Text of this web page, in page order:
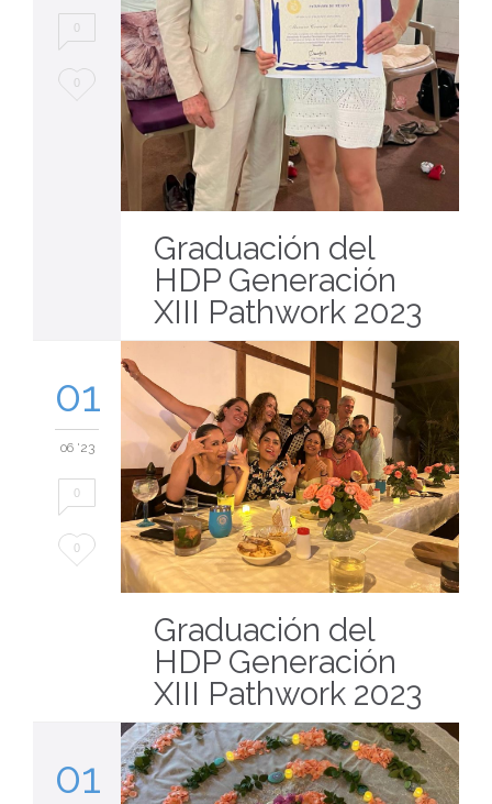
0
Love
0
Graduación del
HDP Generación
XIII Pathwork 2023
01
06 '23
0
Love
0
Graduación del
HDP Generación
XIII Pathwork 2023
01